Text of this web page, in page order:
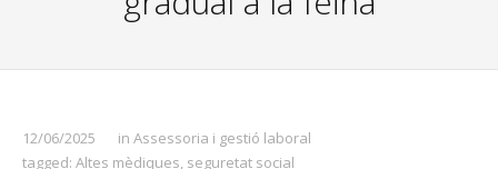
12/06/2025 in Assessoria i gestió laboral
tagged: Altes mèdiques, seguretat social